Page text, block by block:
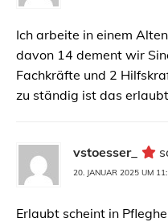
Ich arbeite in einem
davon 14 dement wir
Fachkräfte und 2
zu ständig ist das erlaubt
vstoesser_
20. JANUAR 2025 UM
Erlaubt scheint in